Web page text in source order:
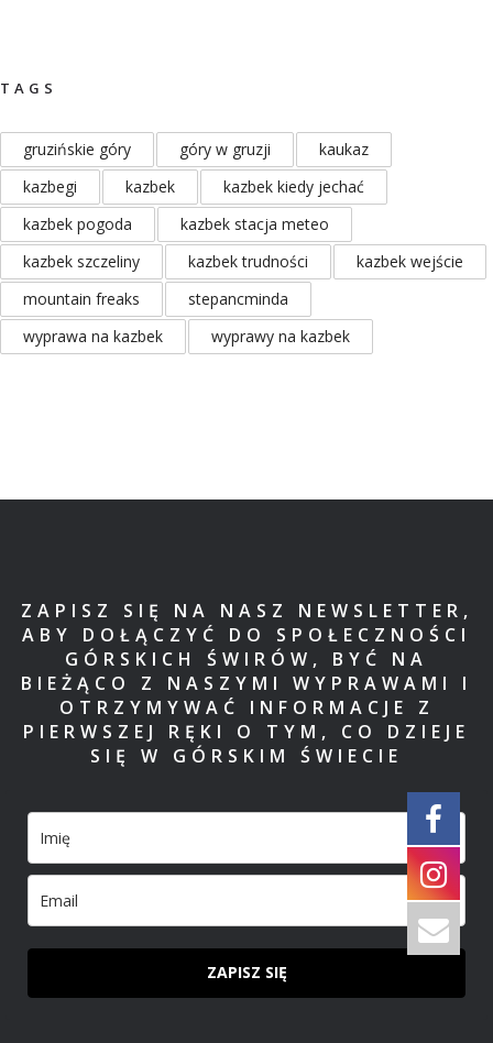
TAGS
gruzińskie góry góry w gruzji
kaukaz
kazbegi
kazbek
kazbek kiedy jechać
kazbek pogoda
kazbek stacja meteo
kazbek szczeliny
kazbek trudności
kazbek wejście
mountain freaks
stepancminda
wyprawa na kazbek
wyprawy na kazbek
ZAPISZ SIĘ NA NASZ NEWSLETTER,
ABY DOŁĄCZYĆ DO SPOŁECZNOŚCI
GÓRSKICH ŚWIRÓW, BYĆ NA
BIEŻĄCO Z NASZYMI WYPRAWAMI I
OTRZYMYWAĆ INFORMACJE Z
PIERWSZEJ RĘKI O TYM, CO DZIEJE
SIĘ W GÓRSKIM ŚWIECIE
ZAPISZ SIĘ